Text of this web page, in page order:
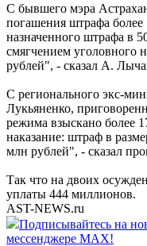
С бывшего мэра
погашения штрафа
назначенного штрафа в
смягчением уголовного
рублей", - сказал А.
С регионального экс-
Лукьяненко,
режима взыскано более
наказание: штраф в
млн рублей", - сказал
Так что на двоих
уплаты 444 миллионов.
AST-NEWS.ru
Подписывайтесь на
мессенджере MAX!